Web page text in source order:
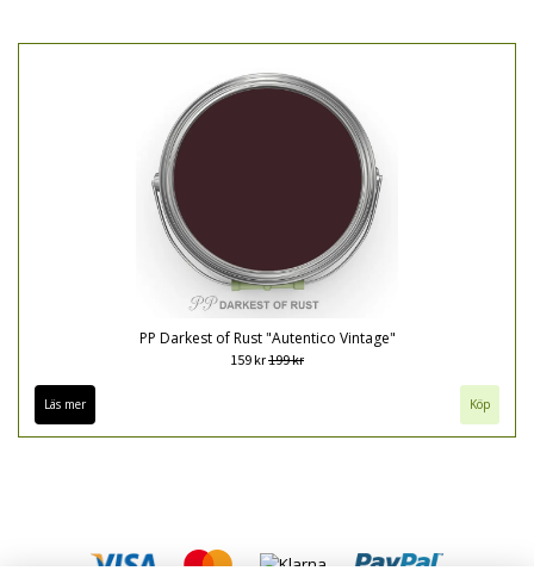
PP Darkest of Rust "Autentico Vintage"
159 kr199 kr
Läs mer Köp